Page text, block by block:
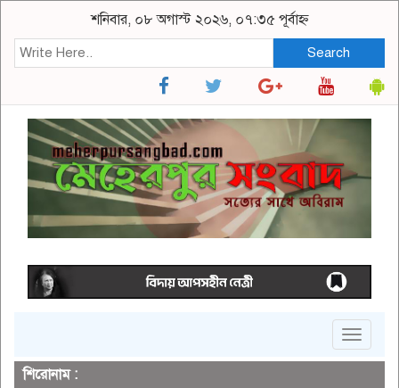
শনিবার, ০৮ অগাস্ট ২০২৬, ০৭:৩৫ পূর্বাহ্ন
Search
Toggle
শিরোনাম :